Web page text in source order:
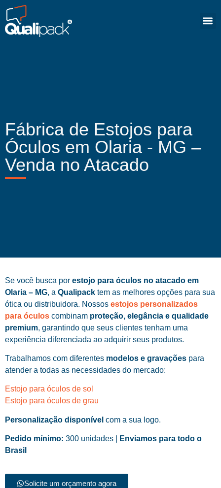
Fábrica de Estojos para
Óculos em Olaria - MG –
Venda no Atacado
Se você busca por estojo para óculos no atacado em
Olaria – MG, a Qualipack tem as melhores opções para sua
ótica ou distribuidora. Nossos estojos personalizados
para óculos combinam proteção, elegância e qualidade
premium, garantindo que seus clientes tenham uma
experiência diferenciada ao adquirir seus produtos.
Trabalhamos com diferentes modelos e gravações para
atender a todas as necessidades do mercado:
Estojo para óculos de sol
Estojo para óculos de grau
Personalização disponível com a sua logo.
Pedido mínimo: 300 unidades |
Enviamos para todo o
Brasil
Solicite um orçamento agora